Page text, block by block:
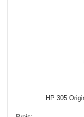
HP 305